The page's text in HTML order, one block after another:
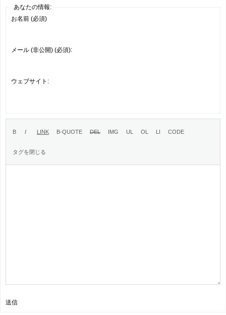
あなたの情報:
お名前 (必須)
メール (非公開) (必須):
ウェブサイト:
送信